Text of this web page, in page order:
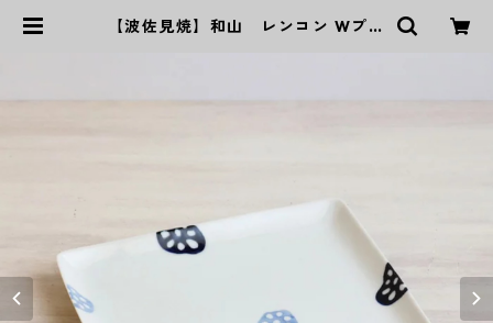
【波佐見焼】和山 レンコン Wプレ